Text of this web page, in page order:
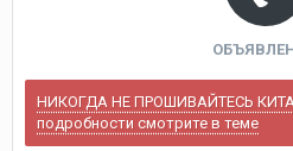
НИКОГДА НЕ ПРОШИВАЙТЕСЬ
подробности смотрите в теме